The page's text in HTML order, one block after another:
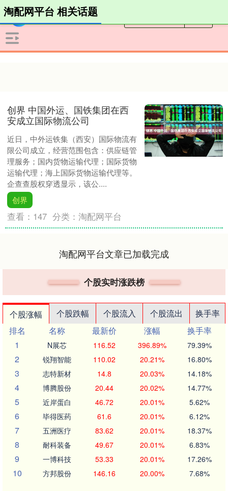
淘配网平台 相关话题
创界 中国外运、国铁集团在西
安成立国际物流公司
近日，中外运铁集（西安）国际物流有
限公司成立，经营范围包含：供应链管
理服务；国内货物运输代理；国际货物
运输代理；海上国际货物运输代理等。
企查查股权穿透显示，该公....
创界
查看： 147 分类：淘配网平台
淘配网平台文章已加载完成
个股实时涨跌榜
个股涨幅 个股跌幅 个股流入 个股流出
换手率
排名
名称 最新价 涨幅
换手率
1
N展芯 116.52 396.89% 79.39%
2 锐翔智能 110.02 20.21% 16.80%
3 志特新材 14.8 20.03% 14.18%
4 博腾股份 20.44 20.02% 14.77%
5 近岸蛋白 46.72 20.01% 5.62%
6 毕得医药 61.6 20.01% 6.12%
7 五洲医疗 83.62 20.01% 18.37%
8 耐科装备 49.67 20.01% 6.83%
9 一博科技 53.33 20.01% 17.26%
10 方邦股份 146.16 20.00% 7.68%